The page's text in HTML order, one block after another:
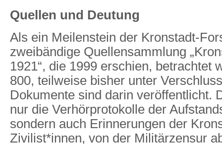
Quellen und Deutung
Als ein Meilenstein der Kronstadt-
zweibändige Quellensammlung
1921“, die 1999 erschien, betrachtet
800, teilweise bisher unter
Dokumente sind darin veröffentlicht.
nur die Verhörprotokolle der
sondern auch Erinnerungen der
Zivilist*innen, von der Militärzensur